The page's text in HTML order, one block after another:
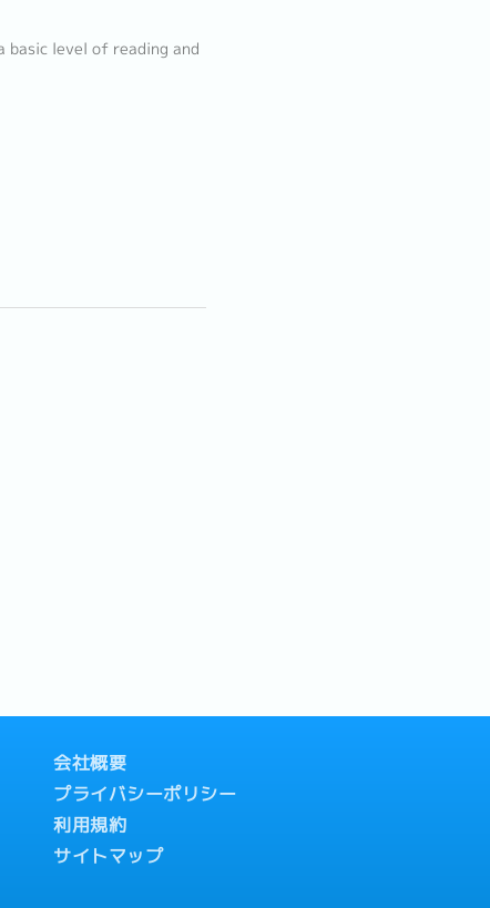
basic level of reading and
会社概要
プライバシーポリシー
利用規約
サイトマップ